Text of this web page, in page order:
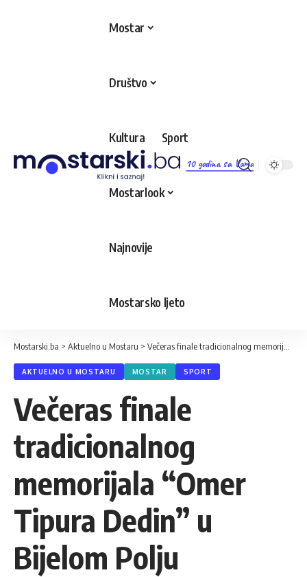
10 godina sa Vama
Mostar
Društvo
Kultura Sport
Mostarlook
Najnovije
Mostarsko ljeto
Mostarski.ba > Aktuelno u Mostaru > Večeras finale tradicionalnog memorijala “Omer Tipura Dedin” u Bijelom Polju
AKTUELNO U MOSTARU MOSTAR SPORT
Večeras finale
tradicionalnog
memorijala “Omer
Tipura Dedin” u
Bijelom Polju